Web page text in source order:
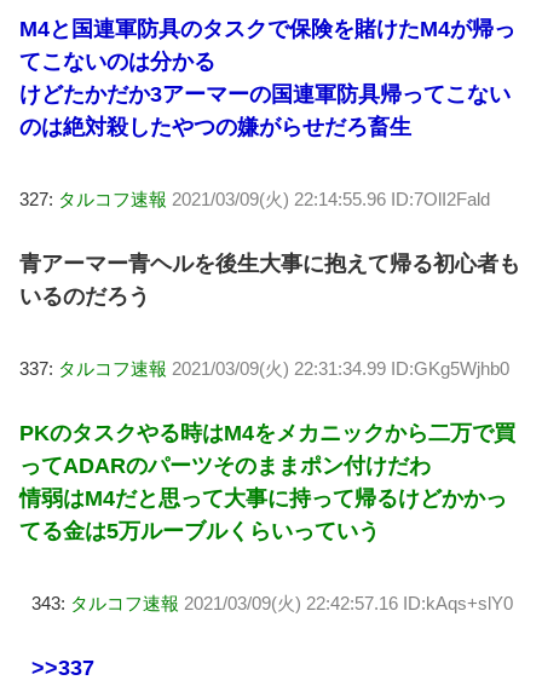
M4と国連軍防具のタスクで保険を賭けたM4が帰っ
てこないのは分かる
けどたかだか3アーマーの国連軍防具帰ってこない
のは絶対殺したやつの嫌がらせだろ畜生
327: タルコフ速報 2021/03/09(火) 22:14:55.96 ID:7OlI2Fald
青アーマー青ヘルを後生大事に抱えて帰る初心者も
いるのだろう
337: タルコフ速報 2021/03/09(火) 22:31:34.99 ID:GKg5Wjhb0
PKのタスクやる時はM4をメカニックから二万で買
ってADARのパーツそのままポン付けだわ
情弱はM4だと思って大事に持って帰るけどかかっ
てる金は5万ルーブルくらいっていう
343: タルコフ速報 2021/03/09(火) 22:42:57.16 ID:kAqs+slY0
>>337